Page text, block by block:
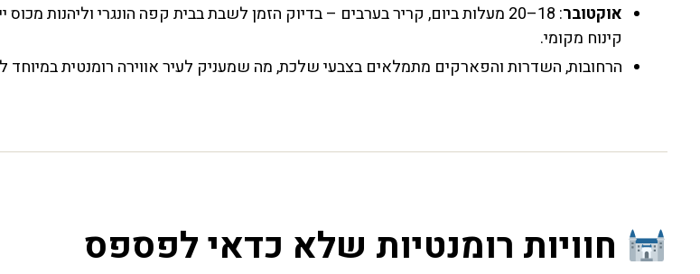
אוקטובר
: 18–20 מעלות ביום, קריר בערבים – בדיוק הזמן לשבת בבית קפה הונגרי וליהנות מכוס
קינוח מקומי.
הרחובות, השדרות והפארקים מתמלאים בצבעי שלכת, מה שמעניק לעיר אווירה רומנטית במיוחד
חוויות רומנטיות שלא כדאי לפספס